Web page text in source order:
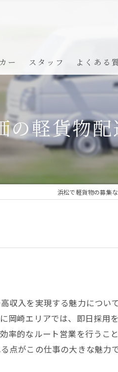
ー スタッフ よくある
の軽貨物
浜松で軽貨物の募集
収入を実現する魅力につい
岡崎エリアでは、即日採用
率的なルート営業を行うこ
がこの仕事の大きな魅力